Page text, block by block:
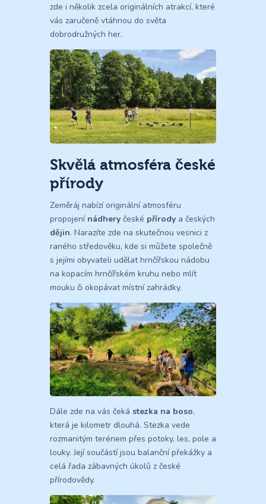
zde i několik zcela originálních atrakcí, které
vás zaručeně vtáhnou do světa
dobrodružných her.
Skvělá atmosféra české
přírody
Zeměráj nabízí originální atmosféru
propojení nádhery české přírody a českých
dějin. Narazíte zde na skutečnou vesnici z
raného středověku, kde si můžete společně
s jejími obyvateli udělat hrnčířskou nádobu
na kopacím hrnčířském kruhu nebo mlít
mouku či okopávat místní zahrádky.
Dále zde na vás čeká stezka na boso,
která je kilometr dlouhá. Stezka vede
rozmanitým terénem přes potoky, les, pole a
louky. Její součástí jsou balanční překážky a
celá řada zábavných úkolů z české
přírodovědy.